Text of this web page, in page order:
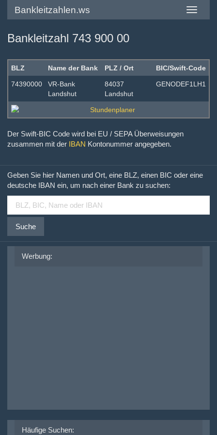
Toggle
Bankleitzahlen.ws
Bankleitzahl 743 900 00
BLZ Name der Bank PLZ / Ort BIC/Swift-Code
74390000
VR-Bank
Landshut
84037
Landshut
GENODEF1LH1
Der Swift-BIC Code wird bei EU / SEPA Überweisungen
zusammen mit der IBAN Kontonummer angegeben.
Geben Sie hier Namen und Ort, eine BLZ, einen BIC oder eine
deutsche IBAN ein, um nach einer Bank zu suchen:
Suche
Werbung:
Häufige Suchen: